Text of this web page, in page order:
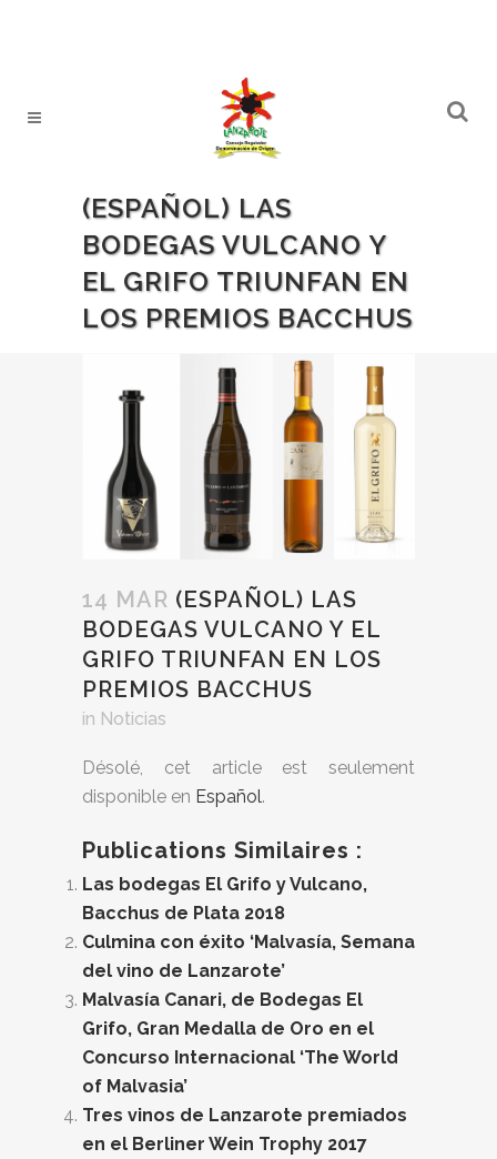
(ESPAÑOL) LAS
BODEGAS VULCANO Y
EL GRIFO TRIUNFAN EN
LOS PREMIOS BACCHUS
14 MAR (ESPAÑOL) LAS
BODEGAS VULCANO Y EL
GRIFO TRIUNFAN EN LOS
PREMIOS BACCHUS
in Noticias
Désolé, cet article est seulement
disponible en Español.
Publications Similaires :
Las bodegas El Grifo y Vulcano,
Bacchus de Plata 2018
Culmina con éxito ‘Malvasía, Semana
del vino de Lanzarote’
Malvasía Canari, de Bodegas El
Grifo, Gran Medalla de Oro en el
Concurso Internacional ‘The World
of Malvasia’
Tres vinos de Lanzarote premiados
en el Berliner Wein Trophy 2017